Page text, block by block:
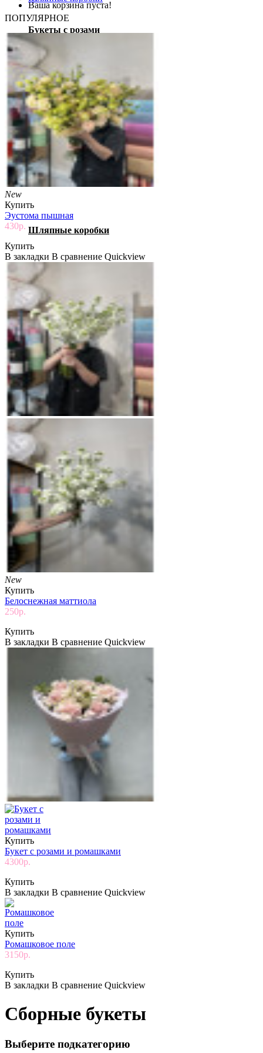
Букеты с розами
Сборные букеты
Монобукеты
Цветочные корзины
Шляпные коробки
Фруктовые букеты
Цветы поштучно
Свадебные букеты
Подарочные наборы
Подарки
Ваша корзина пуста!
с 8:00 до 21:00
ул. Карла Маркса, 66/5
ул. Павлова, 1
ПОПУЛЯРНОЕ
New
Купить
Эустома пышная
430р.
Купить
В закладки В сравнение Quickview
New
Купить
Белоснежная маттиола
250р.
Купить
В закладки В сравнение Quickview
Купить
Букет с розами и ромашками
4300р.
Купить
В закладки В сравнение Quickview
Купить
Ромашковое поле
3150р.
Купить
В закладки В сравнение Quickview
Сборные букеты
Выберите подкатегорию